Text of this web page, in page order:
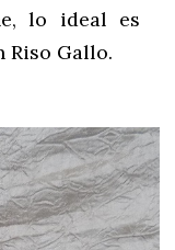
lo ideal es
Gallo.